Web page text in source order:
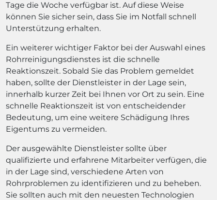
Tage die Woche verfügbar ist. Auf diese Weise
können Sie sicher sein, dass Sie im Notfall schnell
Unterstützung erhalten.
Ein weiterer wichtiger Faktor bei der Auswahl eines
Rohrreinigungsdienstes ist die schnelle
Reaktionszeit. Sobald Sie das Problem gemeldet
haben, sollte der Dienstleister in der Lage sein,
innerhalb kurzer Zeit bei Ihnen vor Ort zu sein. Eine
schnelle Reaktionszeit ist von entscheidender
Bedeutung, um eine weitere Schädigung Ihres
Eigentums zu vermeiden.
Der ausgewählte Dienstleister sollte über
qualifizierte und erfahrene Mitarbeiter verfügen, die
in der Lage sind, verschiedene Arten von
Rohrproblemen zu identifizieren und zu beheben.
Sie sollten auch mit den neuesten Technologien